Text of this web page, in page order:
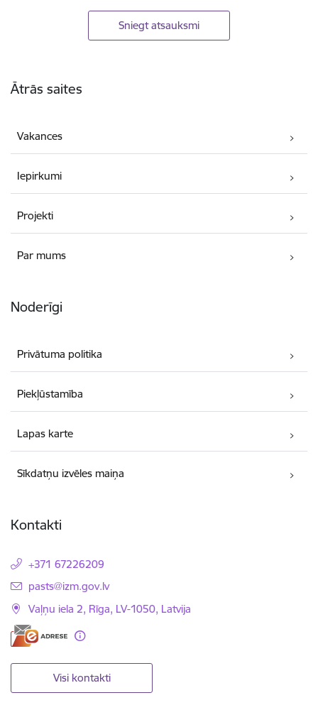
Sniegt atsauksmi
Ātrās saites
Vakances
Iepirkumi
Projekti
Par mums
Noderīgi
Privātuma politika
Piekļūstamība
Lapas karte
Sīkdatņu izvēles maiņa
Kontakti
+371 67226209
E-pasts:
pasts@izm.gov.lv
Vaļņu iela 2, Rīga, LV-1050, Latvija
Visi kontakti